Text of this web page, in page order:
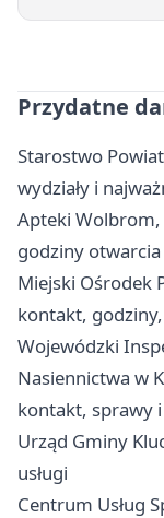
Przydatne
Starostwo
wydziały i
Apteki
godziny otwarcia
Miejski Ośrodek
kontakt,
Wojewódzki
Nasiennictwa w
kontakt, sprawy
Urząd Gminy
usługi
Centrum Usług